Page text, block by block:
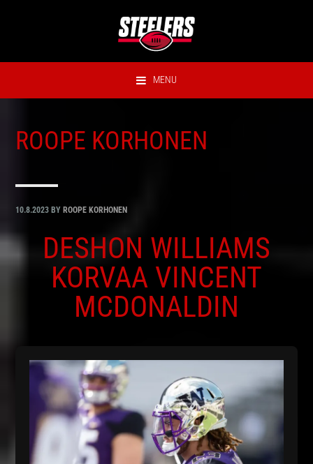
MENU
ROOPE KORHONEN
10.8.2023 BY ROOPE KORHONEN
DESHON WILLIAMS
KORVAA VINCENT
MCDONALDIN